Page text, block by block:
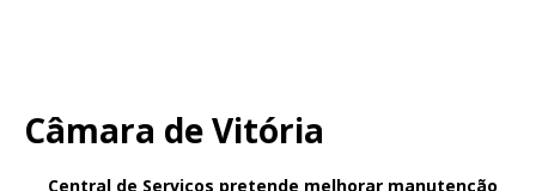
Câmara de Vitória
Central de Serviços pretende melhorar manutenção